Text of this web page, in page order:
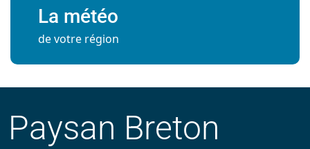
La météo
de votre région
Paysan Breton